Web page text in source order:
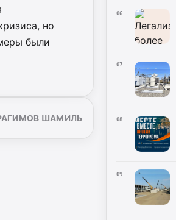
но
были
ШАМИЛЬ
06
07
08
09